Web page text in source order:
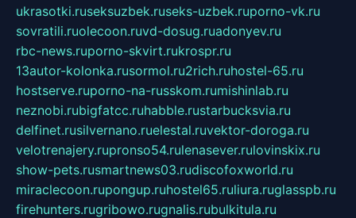
ukrasotki.ruseksuzbek.ruseks-uzbek.ruporno-vk.ru
sovratili.ruolecoon.ruvd-dosug.ruadonyev.ru
rbc-news.ruporno-skvirt.rukrospr.ru
13autor-kolonka.rusormol.ru2rich.ruhostel-65.ru
hostserve.ruporno-na-russkom.rumishinlab.ru
neznobi.rubigfatcc.ruhabble.rustarbucksvia.ru
delfinet.rusilvernano.ruelestal.ruvektor-doroga.ru
velotrenajery.rupronso54.rulenasever.rulovinskix.ru
show-pets.rusmartnews03.rudiscofoxworld.ru
miraclecoon.rupongup.ruhostel65.ruliura.ruglasspb.ru
firehunters.rugribowo.rugnalis.rubulkitula.ru